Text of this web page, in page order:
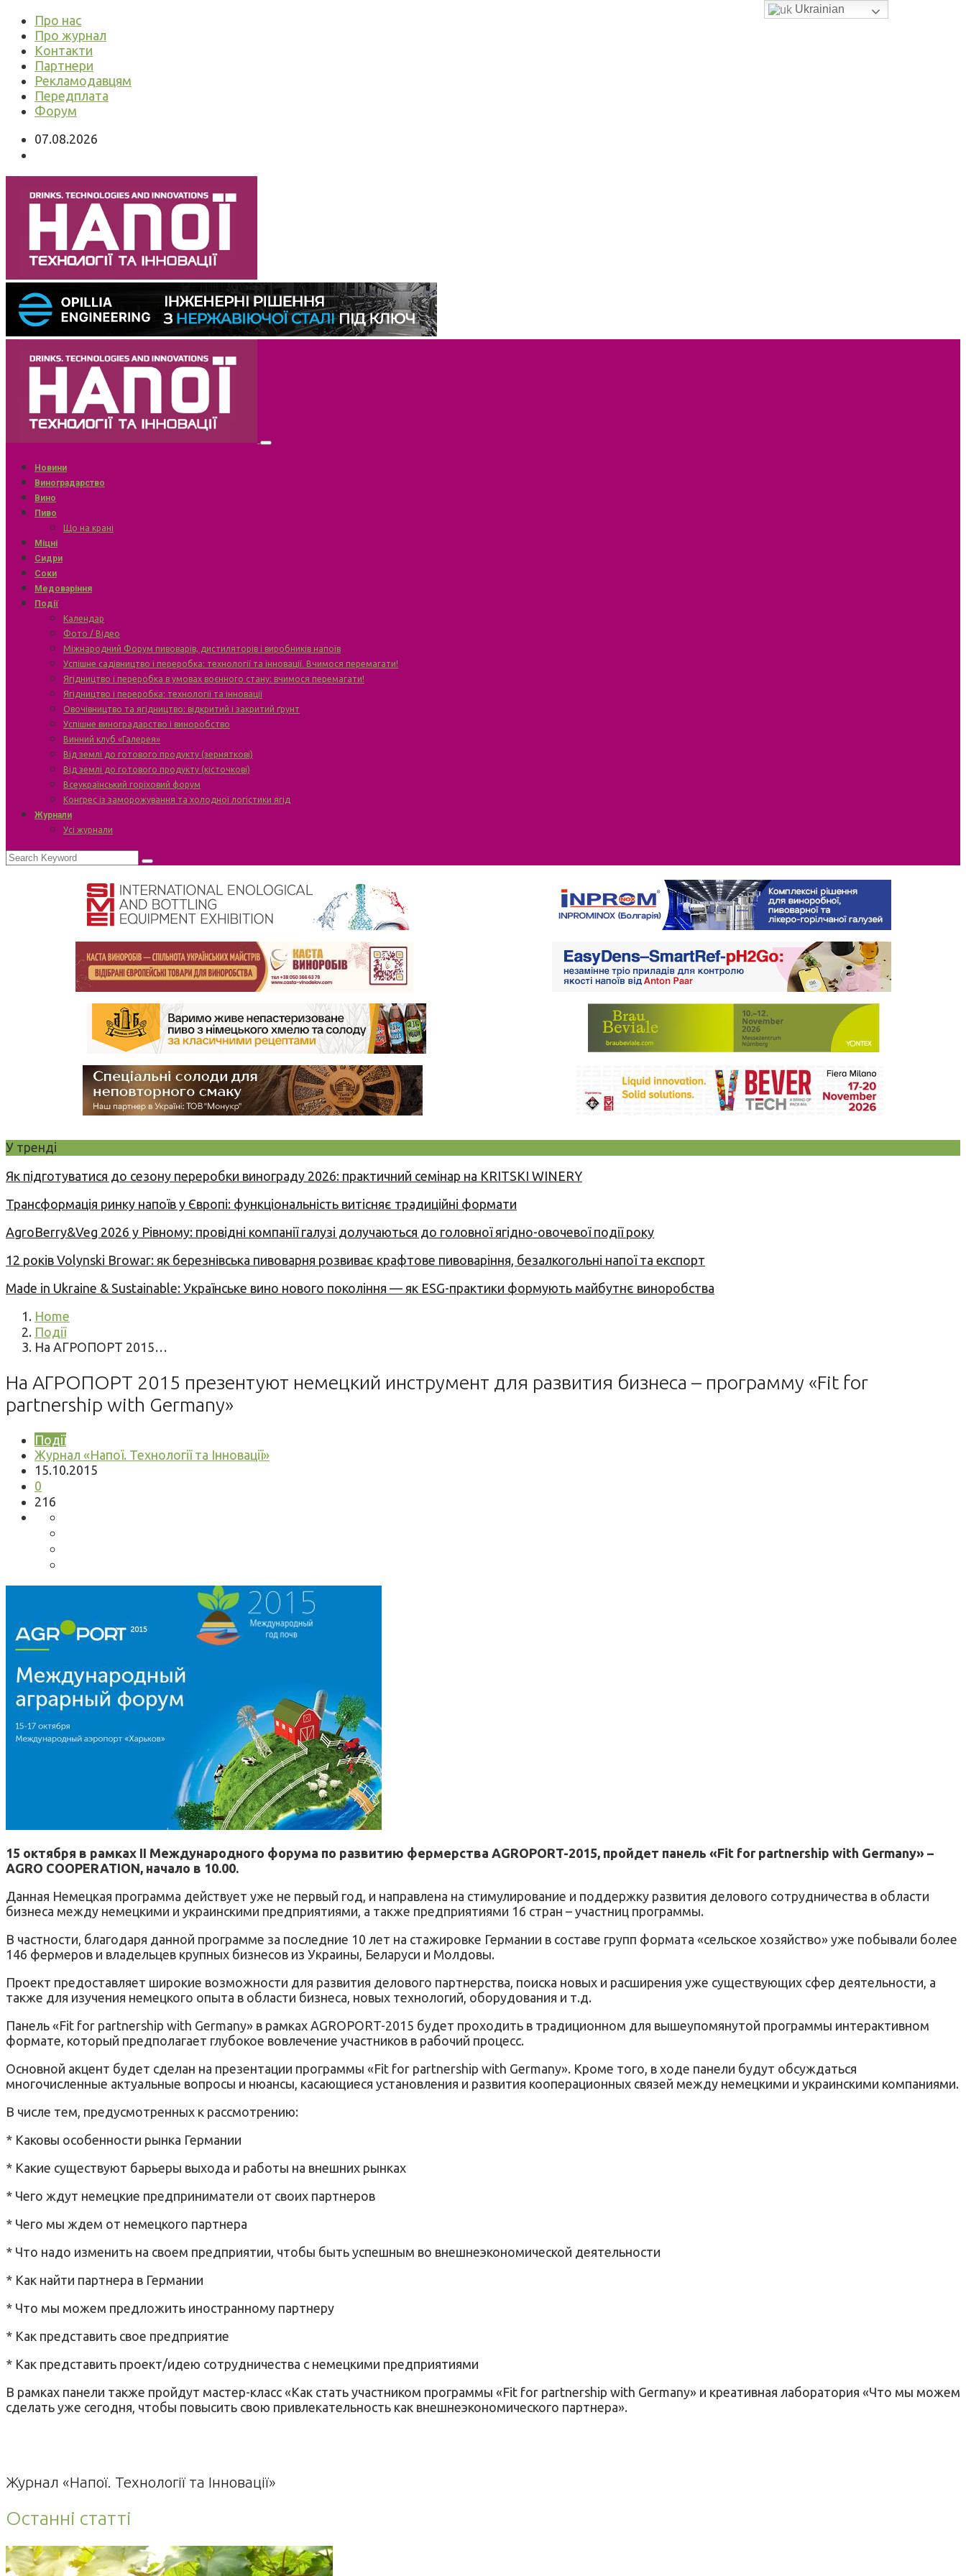
Про нас
Про журнал
Контакти
Партнери
Рекламодавцям
Передплата
Форум
07.08.2026
Новини
Виноградарство
Вино
Пиво
Що на крані
Міцні
Сидри
Соки
Медоваріння
Події
Календар
Фото / Відео
Міжнародний Форум пивоварів, дистиляторів і виробників напоїв
Успішне садівництво і переробка: технології та інновації. Вчимося перемагати!
Ягідництво і переробка в умовах воєнного стану: вчимося перемагати!
Ягідництво і переробка: технології та інновації
Овочівництво та ягідництво: відкритий і закритий ґрунт
Успішне виноградарство і виноробство
Винний клуб «Галерея»
Від землі до готового продукту (зерняткові)
Від землі до готового продукту (кісточкові)
Всеукраїнський горіховий форум
Конгрес із заморожування та холодної логістики ягід
Журнали
Усі журнали
У тренді
Як підготуватися до сезону переробки винограду 2026: практичний семінар на KRITSKI WINERY
Трансформація ринку напоїв у Європі: функціональність витісняє традиційні формати
AgroBerry&Veg 2026 у Рівному: провідні компанії галузі долучаються до головної ягідно-овочевої події року
12 років Volynski Browar: як березнівська пивоварня розвиває крафтове пивоваріння, безалкогольні напої та експорт
Made in Ukraine & Sustainable: Українське вино нового покоління — як ESG-практики формують майбутнє виноробства
Home
Події
На АГРОПОРТ 2015…
На АГРОПОРТ 2015 презентуют немецкий инструмент для развития бизнеса – программу «Fit for
partnership with Germany»
Події
Журнал «Напої. Технології та Інновації»
15.10.2015
0
216
15 октября в рамках II Международного форума по развитию фермерства AGROPORT-2015, пройдет панель «Fit for partnership with Germany» –
AGRO COOPERATION, начало в 10.00.
Данная Немецкая программа действует уже не первый год, и направлена на стимулирование и поддержку развития делового сотрудничества в области
бизнеса между немецкими и украинскими предприятиями, а также предприятиями 16 стран – участниц программы.
В частности, благодаря данной программе за последние 10 лет на стажировке Германии в составе групп формата «сельское хозяйство» уже побывали более
146 фермеров и владельцев крупных бизнесов из Украины, Беларуси и Молдовы.
Проект предоставляет широкие возможности для развития делового партнерства, поиска новых и расширения уже существующих сфер деятельности, а
также для изучения немецкого опыта в области бизнеса, новых технологий, оборудования и т.д.
Панель «Fit for partnership with Germany» в рамках AGROPORT-2015 будет проходить в традиционном для вышеупомянутой программы интерактивном
формате, который предполагает глубокое вовлечение участников в рабочий процесс.
Основной акцент будет сделан на презентации программы «Fit for partnership with Germany». Кроме того, в ходе панели будут обсуждаться
многочисленные актуальные вопросы и нюансы, касающиеся установления и развития кооперационных связей между немецкими и украинскими компаниями.
В числе тем, предусмотренных к рассмотрению:
* Каковы особенности рынка Германии
* Какие существуют барьеры выхода и работы на внешних рынках
* Чего ждут немецкие предприниматели от своих партнеров
* Чего мы ждем от немецкого партнера
* Что надо изменить на своем предприятии, чтобы быть успешным во внешнеэкономической деятельности
* Как найти партнера в Германии
* Что мы можем предложить иностранному партнеру
* Как представить свое предприятие
* Как представить проект/идею сотрудничества с немецкими предприятиями
В рамках панели также пройдут мастер-класс «Как стать участником программы «Fit for partnership with Germany» и креативная лаборатория «Что мы можем
сделать уже сегодня, чтобы повысить свою привлекательность как внешнеэкономического партнера».
Журнал «Напої. Технології та Інновації»
Останні статті
Ukrainian